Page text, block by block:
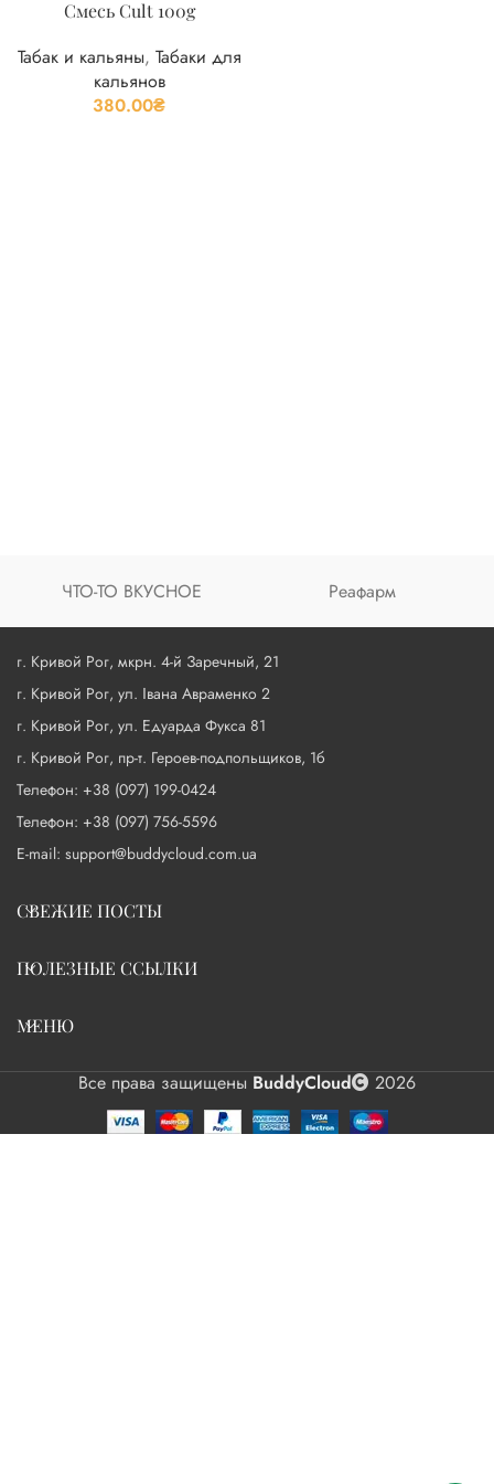
Смесь Cult 100g
Табак и кальяны, Табаки для
кальянов
380.00₴
ЧТО-ТО ВКУСНОЕ Реафарм
г. Кривой Рог, мкрн. 4-й Заречный, 21
г. Кривой Рог, ул. Івана Авраменко 2
г. Кривой Рог, ул. Едуарда Фукса 81
г. Кривой Рог, пр-т. Героев-подпольщиков, 1б
Телефон: +38 (097) 199-0424
Телефон: +38 (097) 756-5596
E-mail: support@buddycloud.com.ua
СВЕЖИЕ ПОСТЫ
ПОЛЕЗНЫЕ ССЫЛКИ
МЕНЮ
Все права защищены BuddyCloud 2026